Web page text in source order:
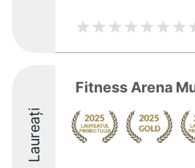
Laureați
Fitness Arena